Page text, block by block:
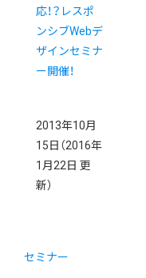
応！？レスポ
ンシブWebデ
ザインセミナ
ー開催！
2013年10月
15日 （2016年
1月22日 更
新）
セミナー